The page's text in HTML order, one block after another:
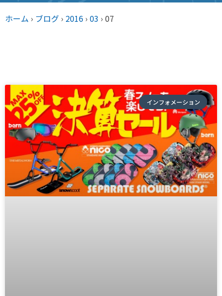
ホーム › ブログ › 2016 › 03 › 07
インフォメーション